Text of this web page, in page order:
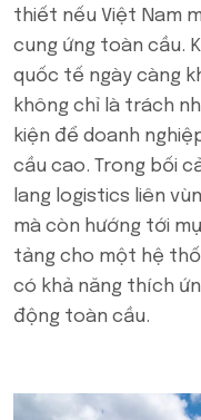
thiết nếu Việt Nam
cung ứng toàn cầu.
quốc tế ngày càng
không chỉ là trách
kiện để doanh
cầu cao. Trong bối
lang logistics liên
mà còn hướng tới
tảng cho một hệ
có khả năng thích
động toàn cầu.